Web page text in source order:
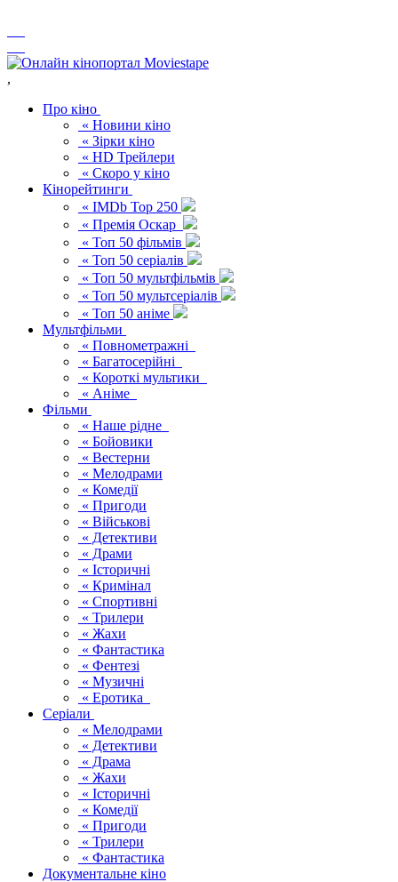
,
Про кіно
« Новини кіно
« Зірки кіно
« HD Трейлери
« Скоро у кіно
Кінорейтинги
« IMDb Top 250
« Премія Оскар
« Топ 50 фільмів
« Топ 50 серіалів
« Топ 50 мультфільмів
« Топ 50 мультсеріалів
« Топ 50 аніме
Мультфільми
« Повнометражні
« Багатосерійні
« Короткі мультики
« Аніме
Фільми
« Наше рідне
« Бойовики
« Вестерни
« Мелодрами
« Комедії
« Пригоди
« Військові
« Детективи
« Драми
« Історичні
« Кримінал
« Спортивні
« Трилери
« Жахи
« Фантастика
« Фентезі
« Музичні
« Еротика
Серіали
« Мелодрами
« Детективи
« Драма
« Жахи
« Історичні
« Комедії
« Пригоди
« Трилери
« Фантастика
Документальне кіно